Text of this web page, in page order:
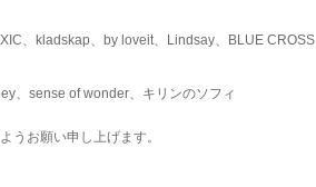
、kladskap、by loveit、Lindsay、BLUE CROSS
、sense of wonder、キリンのソフィ
うお願い申し上げます。